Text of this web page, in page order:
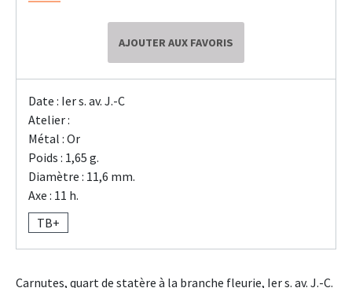
AJOUTER AUX FAVORIS
Date : Ier s. av. J.-C
Atelier :
Métal : Or
Poids : 1,65 g.
Diamètre : 11,6 mm.
Axe : 11 h.
TB+
Carnutes, quart de statère à la branche fleurie, Ier s. av. J.-C.